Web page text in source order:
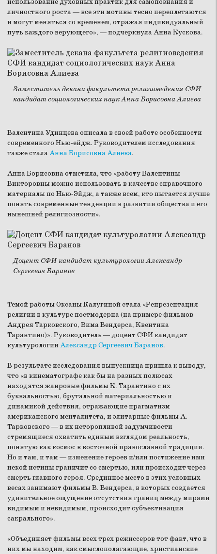
использование духовных практик для самопознания и
личностного роста — все эти мотивы тесно переплетаются
и могут меняться со временем, отражая индивидуальный
путь каждого верующего», — подчеркнула Анна Кускова.
Заместитель декана факультета религиоведения СФИ
кандидат социологических наук Анна Борисовна Алиева
Валентина Удинцева описала в своей работе особенности
современного Нью-ейдж. Руководителем исследования
также сталаАнна Борисовна Алиева.
Анна Борисовна отметила, что «работу Валентины
Викторовны можно использовать в качестве справочного
материалы по Нью-Эйдж, а также всем, кто пытается лучше
понять современные тенденции в развитии общества и его
нынешней религиозности».
Доцент СФИ кандидат культурологии Александр
Сергеевич Баранов
Темой работы Оксаны Калугиной стала «Репрезентация
религии в культуре постмодерна (на примере фильмов
Андрея Тарковского, Вима Вендерса, Квентина
Тарантино)». Руководитель — доцент СФИ кандидат
культурологииАлександр Сергеевич Баранов.
В результате исследования выпускница пришла к выводу,
что «в кинематографе как бы на разных полюсах
находятся жанровые фильмы К. Тарантино с их
буквальностью, брутальной материальностью и
динамикой действия, отражающие прагматизм
американского менталитета, и элитарные фильмы А.
Тарковского — в их неторопливой задумчивости
стремящиеся охватить единым взглядом реальность,
понятую как космос в восточной православной традиции.
Но и там, и там — изменение героев и/или постижение ими
некой истины граничит со смертью, или происходит через
смерть главного героя. Срединное место в этих условных
весах занимают фильмы В. Вендерса, в которых создается
удивительное ощущение отсутствия границ между мирами
видимым и невидимым, происходит субъективация
сакрального».
«Объединяет фильмы всех трех режиссеров тот факт, что в
них мы находим, как смыслополагающие, христианские